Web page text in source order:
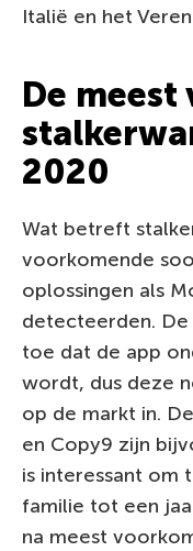
Italië en het
De
2020
Wat betreft
voorkomende
oplossingen als
detecteerden. De
toe dat de app
wordt, dus deze
op de markt in.
en Copy9 zijn
is interessant om
familie tot een
na meest